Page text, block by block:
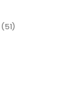
(51)